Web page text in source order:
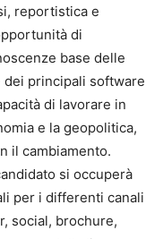
reportistica e
di
base delle
dei principali software
di lavorare in
e la geopolitica,
il cambiamento.
si occuperà
per i differenti canali
social, brochure,